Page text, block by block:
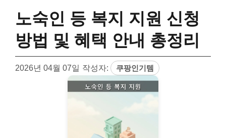
노숙인 등 복지 지원 신청
방법 및 혜택 안내 총정리
2026년 04월 07일 작성자: 쿠팡인기템